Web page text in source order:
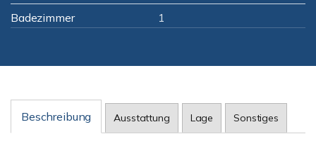
Badezimmer 1
Beschreibung Ausstattung Lage Sonstiges